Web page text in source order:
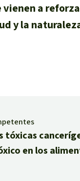
a
y la
tóxicas
en los